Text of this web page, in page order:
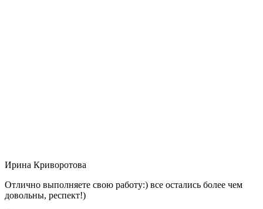
Ирина Криворотова
Отлично выполняете свою работу:) все остались более чем
довольны, респект!)